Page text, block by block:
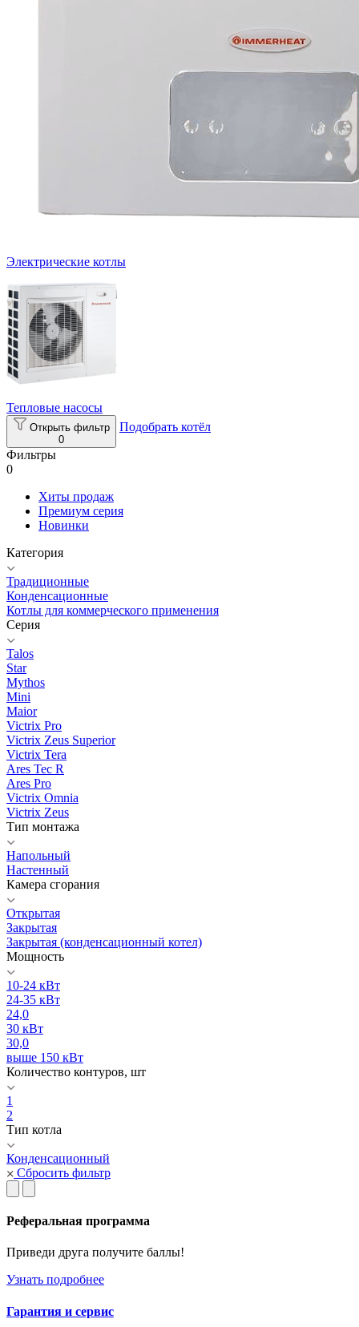
Электрические котлы
Тепловые насосы
Открыть фильтр
0
Подобрать котёл
Фильтры
0
Хиты продаж
Премиум серия
Новинки
Категория
Традиционные
Конденсационные
Котлы для коммерческого применения
Серия
Talos
Star
Mythos
Mini
Maior
Victrix Pro
Victrix Zeus Superior
Victrix Tera
Ares Tec R
Ares Pro
Victrix Omnia
Victrix Zeus
Тип монтажа
Напольный
Настенный
Камера сгорания
Открытая
Закрытая
Закрытая (конденсационный котел)
Мощность
10-24 кВт
24-35 кВт
24,0
30 кВт
30,0
выше 150 кВт
Количество контуров, шт
1
2
Тип котла
Конденсационный
Сбросить фильтр
Реферальная программа
Приведи друга получите баллы!
Узнать подробнее
Гарантия и сервис